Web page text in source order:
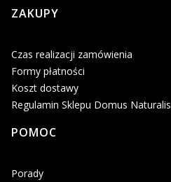
Linki w stopce
ZAKUPY
Czas realizacji zamówienia
Formy płatności
Koszt dostawy
Regulamin Sklepu Domus Naturalis
POMOC
Porady